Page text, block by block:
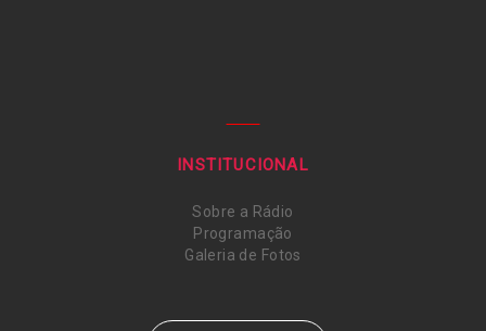
INSTITUCIONAL
Sobre a Rádio
Programação
Galeria de Fotos